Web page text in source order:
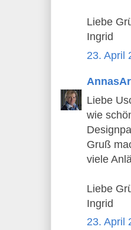
Liebe
Ingrid
23. April
Liebe
wie
Gruß
viele
Liebe
Ingrid
23. April